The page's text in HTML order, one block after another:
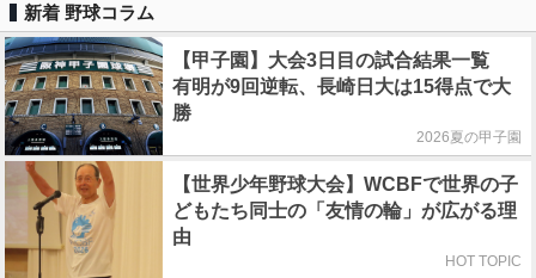
新着 野球コラム
【甲子園】大会3日目の試合結果一覧
有明が9回逆転、長崎日大は15得点で大
勝
2026夏の甲子園
【世界少年野球大会】WCBFで世界の子
どもたち同士の「友情の輪」が広がる理
由
HOT TOPIC